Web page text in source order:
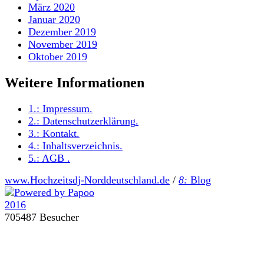
März 2020
Januar 2020
Dezember 2019
November 2019
Oktober 2019
Weitere Informationen
1.: Impressum.
2.: Datenschutzerklärung.
3.: Kontakt.
4.: Inhaltsverzeichnis.
5.: AGB .
www.Hochzeitsdj-Norddeutschland.de / 8: Blog
705487 Besucher